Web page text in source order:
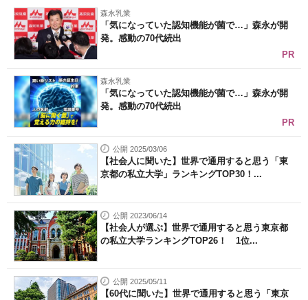
森永乳業
「気になっていた認知機能が菌で…」森永が開
発。感動の70代続出
PR
森永乳業
「気になっていた認知機能が菌で…」森永が開
発。感動の70代続出
PR
公開 2025/03/06
【社会人に聞いた】世界で通用すると思う「東
京都の私立大学」ランキングTOP30！...
公開 2023/06/14
【社会人が選ぶ】世界で通用すると思う東京都
の私立大学ランキングTOP26！ 1位...
公開 2025/05/11
【60代に聞いた】世界で通用すると思う「東京